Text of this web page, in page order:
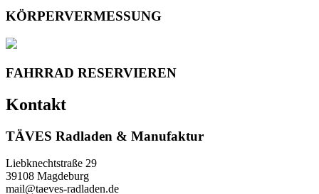
KÖRPERVERMESSUNG
FAHRRAD RESERVIEREN
Kontakt
TÄVES Radladen & Manufaktur
Liebknechtstraße 29
39108 Magdeburg
mail@taeves-radladen.de